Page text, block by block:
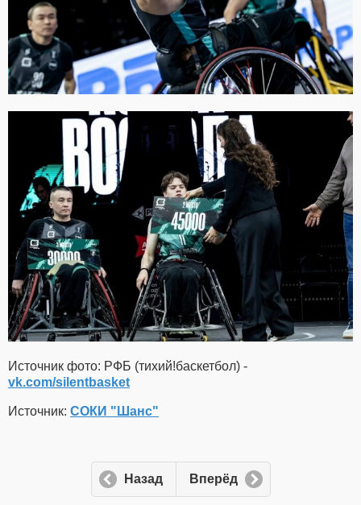
Источник фото: РФБ (тихий!баскетбол) -
vk.com/silentbasket
Источник: СОКИ "Шанс"
Назад Вперёд